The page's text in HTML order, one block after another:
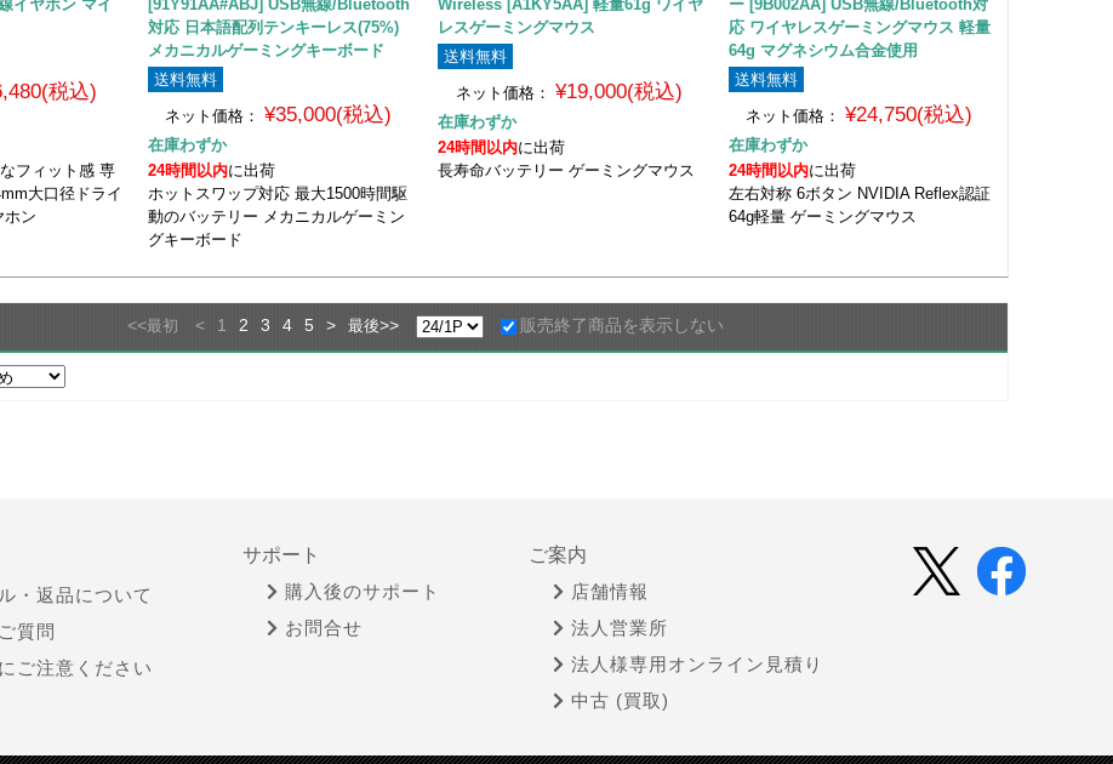
イヤホン マイ
税込)
フィット感 専
大口径ドライ
ホン
[91Y91AA#ABJ] USB無線/Bluetooth
対応 日本語配列テンキーレス(75%)
メカニカルゲーミングキーボード
送料無料
ネット価格：
¥35,000(税込)
在庫わずか
24時間以内に出荷
ホットスワップ対応 最大1500時間駆
動のバッテリー メカニカルゲーミン
グキーボード
Wireless [A1KY5AA] 軽量61g ワイヤ
レスゲーミングマウス
送料無料
ネット価格： ¥19,000(税込)
在庫わずか
24時間以内に出荷
長寿命バッテリー ゲーミングマウス
ー [9B002AA] USB無線/Bluetooth対
応 ワイヤレスゲーミングマウス 軽量
64g マグネシウム合金使用
送料無料
ネット価格： ¥24,750(税込)
在庫わずか
24時間以内に出荷
左右対称 6ボタン NVIDIA Reflex認証
64g軽量 ゲーミングマウス
<<最初 < 1 2 3 4 5 > 最後>> 販売終了商品を表示しない
・返品について
質問
ご注意ください
サポート
購入後のサポート
お問合せ
ご案内
店舗情報
法人営業所
法人様専用オンライン見積り
中古 (買取)